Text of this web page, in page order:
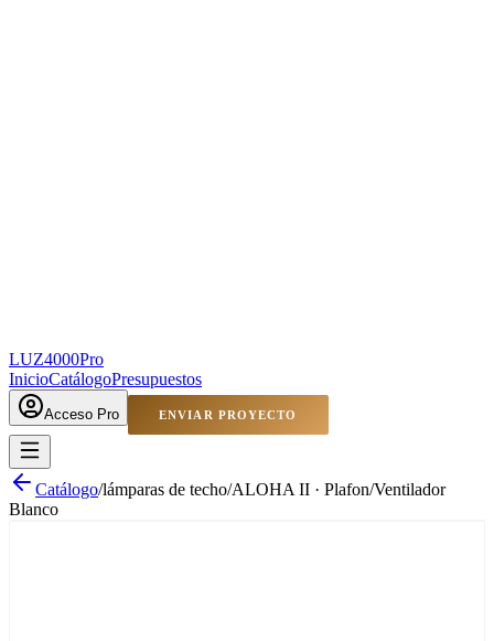
LUZ4000Pro
InicioCatálogoPresupuestos
Acceso Pro ENVIAR PROYECTO
Catálogo/lámparas de techo/ALOHA II · Plafon/Ventilador
Blanco